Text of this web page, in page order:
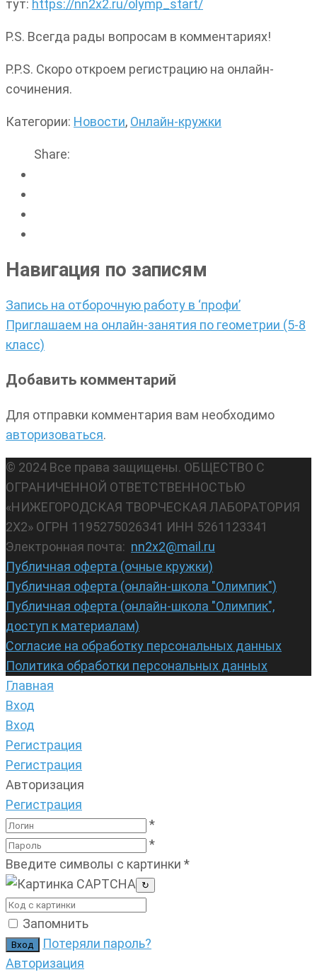
тут: https://nn2x2.ru/olymp_start/
P.S. Всегда рады вопросам в комментариях!
P.P.S. Скоро откроем регистрацию на онлайн-
сочинения.
Категории: Новости, Онлайн-кружки
Share:
Навигация по записям
Запись на отборочную работу в ‘профи’
Приглашаем на онлайн-занятия по геометрии (5-8
класс)
Добавить комментарий
Для отправки комментария вам необходимо
авторизоваться.
© 2024 Все права защищены. ОБЩЕСТВО С
ОГРАНИЧЕННОЙ ОТВЕТСТВЕННОСТЬЮ
«НИЖЕГОРОДСКАЯ ТВОРЧЕСКАЯ ЛАБОРАТОРИЯ
2Х2» ОГРН 1195275026341 ИНН 5261123341
Электронная почта: nn2x2@mail.ru
Публичная оферта (очные кружки)
Публичная оферта (онлайн-школа "Олимпик")
Публичная оферта (онлайн-школа "Олимпик",
доступ к материалам)
Согласие на обработку персональных данных
Политика обработки персональных данных
Главная
Вход
Вход
Регистрация
Регистрация
Авторизация
Регистрация
*
*
Введите символы с картинки *
↻
Запомнить
Потеряли пароль?
Авторизация